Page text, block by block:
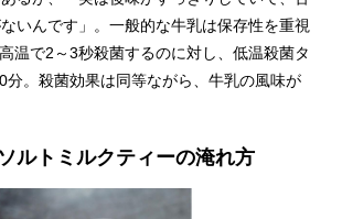
いんです」。一般的な牛乳は保存性を重視
温で2～3秒殺菌するのに対し、低温殺菌タ
分。殺菌効果は同等ながら、牛乳の風味が
ルトミルクティーの淹れ方